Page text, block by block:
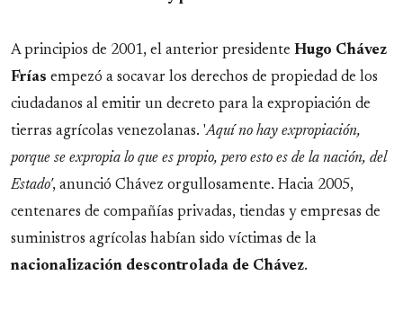
A principios de 2001, el anterior presidente Hugo Chávez
Frías empezó a socavar los derechos de propiedad de los
ciudadanos al emitir un decreto para la expropiación de
tierras agrícolas venezolanas. 'Aquí no hay expropiación,
porque se expropia lo que es propio, pero esto es de la nación, del
Estado', anunció Chávez orgullosamente. Hacia 2005,
centenares de compañías privadas, tiendas y empresas de
suministros agrícolas habían sido víctimas de la
nacionalización descontrolada de Chávez.